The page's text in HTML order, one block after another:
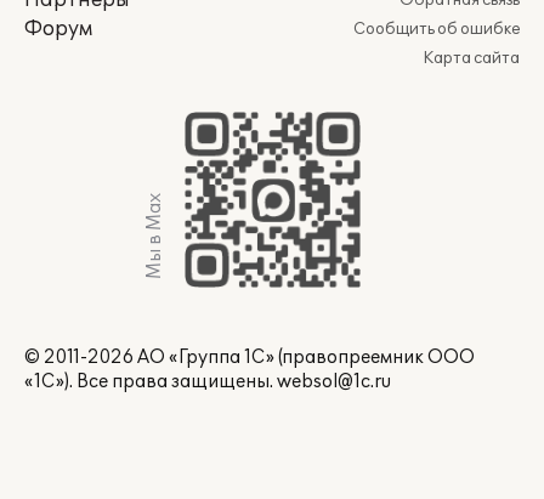
Форум
Сообщить об ошибке
Карта сайта
Мы в Max
© 2011-2026 АО «Группа 1С» (правопреемник ООО
«1С»). Все права защищены. websol@1c.ru